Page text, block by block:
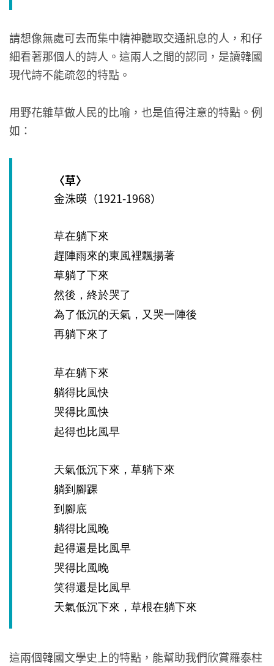
請想像無處可去而集中精神聽取交通訊息的人，和仔
細看著那個人的詩人。這兩人之間的認同，是讀韓國
現代詩不能疏忽的特點。
用野花雜草做人民的比喻，也是值得注意的特點。例
如：
〈草〉
金洙暎（1921-1968）
草在躺下來
趕陣雨來的東風裡飄揚著
草躺了下來
然後，終於哭了
為了低沉的天氣，又哭一陣後
再躺下來了
草在躺下來
躺得比風快
哭得比風快
起得也比風早
天氣低沉下來，草躺下來
躺到腳踝
到腳底
躺得比風晚
起得還是比風早
哭得比風晚
笑得還是比風早
天氣低沉下來，草根在躺下來
這兩個韓國文學史上的特點，能幫助我們欣賞羅泰柱